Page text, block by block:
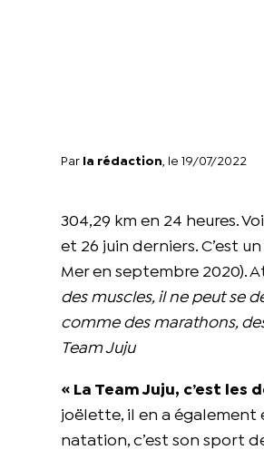
Par la rédaction , le 19/07/2022
304,29 km en 24 heures.
et 26 juin derniers. C’est
Mer en septembre 2020).
des muscles, il ne peut se
comme des marathons,
Team Juju
« La Team Juju, c’est les
joëlette, il en a également
natation, c’est son sport